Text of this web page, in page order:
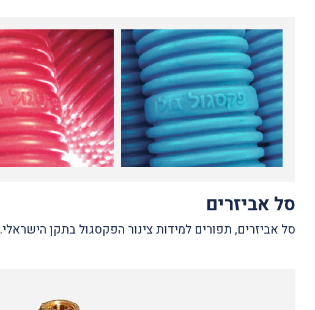
סל אביזרים
סל אביזרים, תפורים למידות צינור הפקסגול בתקן הישראלי.